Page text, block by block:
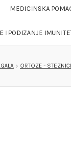
MEDICINSKA
I PODIZANJE
ORTOZE - STEZNICI